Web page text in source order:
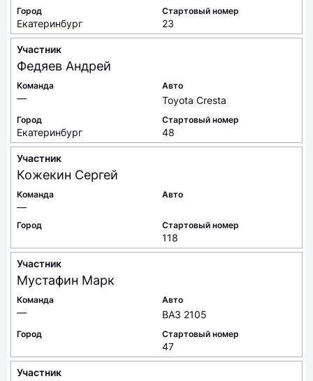
Город
Екатеринбург
Стартовый номер
23
Участник
Федяев Андрей
Команда
—
Авто
Toyota Cresta
Город
Екатеринбург
Стартовый номер
48
Участник
Кожекин Сергей
Команда
—
Авто
Город Стартовый номер
118
Участник
Мустафин Марк
Команда
—
Авто
ВАЗ 2105
Город Стартовый номер
47
Участник